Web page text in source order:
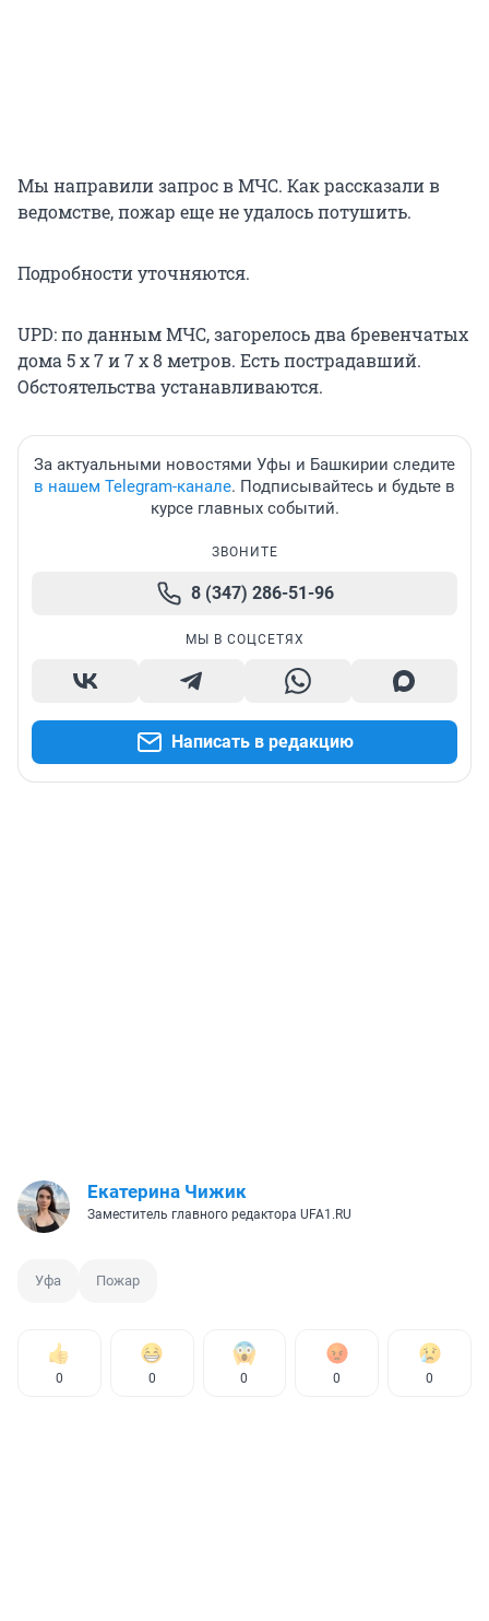
Мы направили запрос в МЧС. Как рассказали в
ведомстве, пожар еще не удалось потушить.
Подробности уточняются.
UPD: по данным МЧС, загорелось два бревенчатых
дома 5 х 7 и 7 х 8 метров. Есть пострадавший.
Обстоятельства устанавливаются.
За актуальными новостями Уфы и Башкирии следите
в нашем Telegram-канале. Подписывайтесь и будьте в
курсе главных событий.
ЗВОНИТЕ
8 (347) 286-51-96
МЫ В СОЦСЕТЯХ
Написать в редакцию
Екатерина Чижик
Заместитель главного редактора UFA1.RU
Уфа Пожар
0 0 0 0 0